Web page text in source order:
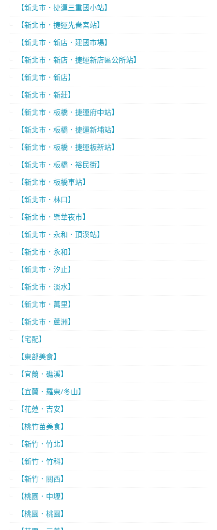
【新北市．捷運三重國小站】
【新北市．捷運先嗇宮站】
【新北市．新店．建國市場】
【新北市．新店．捷運新店區公所站】
【新北市．新店】
【新北市．新莊】
【新北市．板橋．捷運府中站】
【新北市．板橋．捷運新埔站】
【新北市．板橋．捷運板新站】
【新北市．板橋．裕民街】
【新北市．板橋車站】
【新北市．林口】
【新北市．樂華夜市】
【新北市．永和．頂溪站】
【新北市．永和】
【新北市．汐止】
【新北市．淡水】
【新北市．萬里】
【新北市．蘆洲】
【宅配】
【東部美食】
【宜蘭．礁溪】
【宜蘭．羅東/冬山】
【花蓮．吉安】
【桃竹苗美食】
【新竹．竹北】
【新竹．竹科】
【新竹．關西】
【桃園．中壢】
【桃園．桃園】